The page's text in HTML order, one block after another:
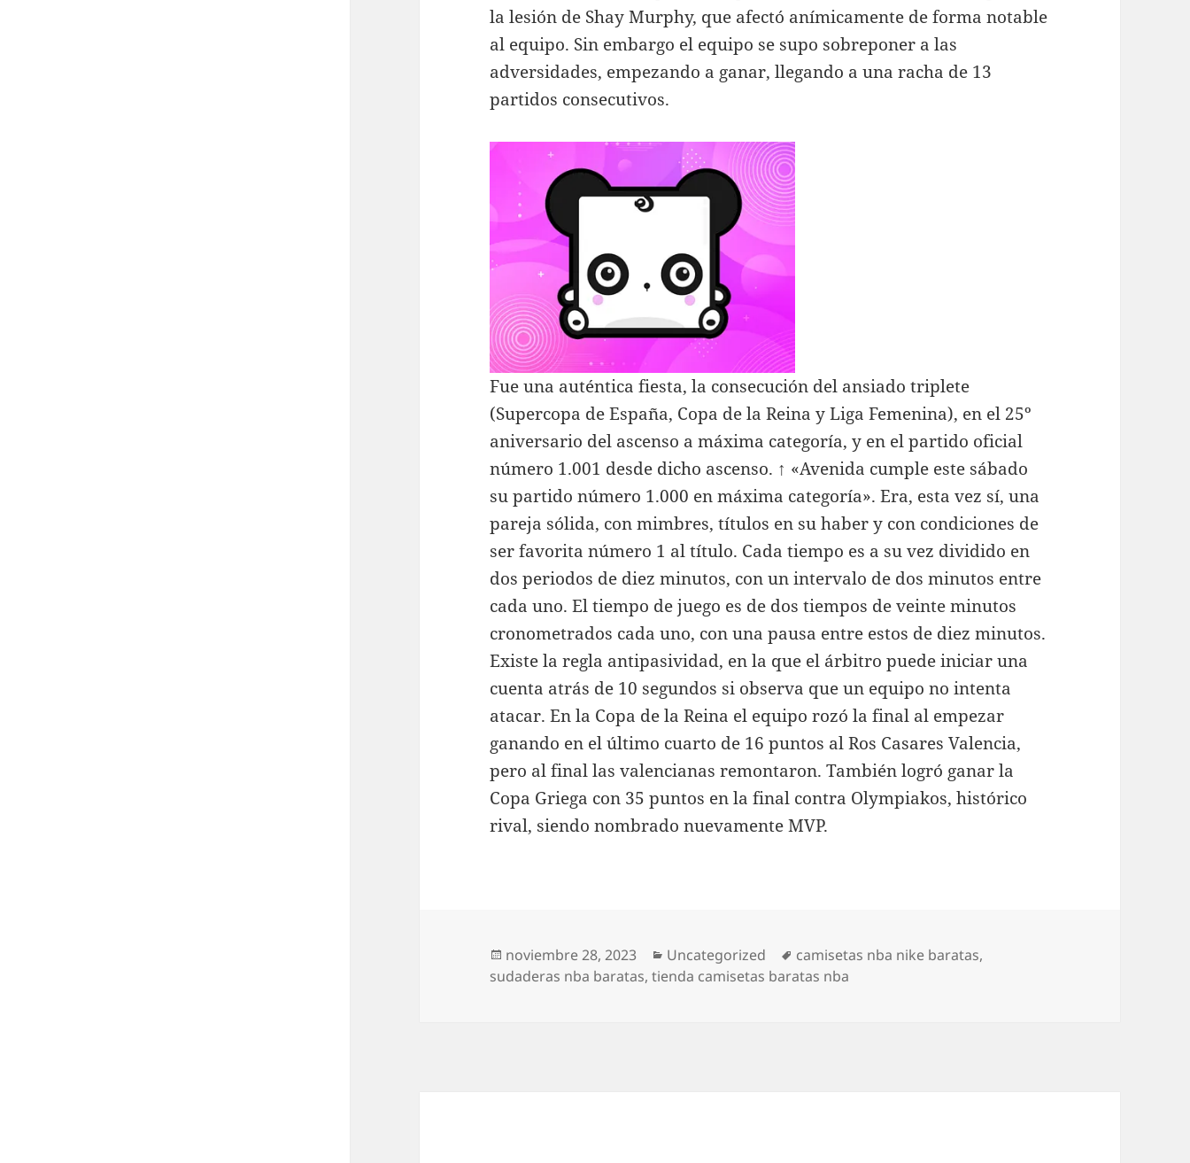
la lesión de Shay Murphy, que afectó anímicamente de forma notable
al equipo. Sin embargo el equipo se supo sobreponer a las
adversidades, empezando a ganar, llegando a una racha de 13
partidos consecutivos.
Fue una auténtica fiesta, la consecución del ansiado triplete
(Supercopa de España, Copa de la Reina y Liga Femenina), en el 25º
aniversario del ascenso a máxima categoría, y en el partido oficial
número 1.001 desde dicho ascenso. ↑ «Avenida cumple este sábado
su partido número 1.000 en máxima categoría». Era, esta vez sí, una
pareja sólida, con mimbres, títulos en su haber y con condiciones de
ser favorita número 1 al título. Cada tiempo es a su vez dividido en
dos periodos de diez minutos, con un intervalo de dos minutos entre
cada uno. El tiempo de juego es de dos tiempos de veinte minutos
cronometrados cada uno, con una pausa entre estos de diez minutos.
Existe la regla antipasividad, en la que el árbitro puede iniciar una
cuenta atrás de 10 segundos si observa que un equipo no intenta
atacar. En la Copa de la Reina el equipo rozó la final al empezar
ganando en el último cuarto de 16 puntos al Ros Casares Valencia,
pero al final las valencianas remontaron. También logró ganar la
Copa Griega con 35 puntos en la final contra Olympiakos, histórico
rival, siendo nombrado nuevamente MVP.
Publicado
el
noviembre 28, 2023 Categorías
Uncategorized Etiquetas
camisetas nba nike baratas,
sudaderas nba baratas,tienda camisetas baratas nba